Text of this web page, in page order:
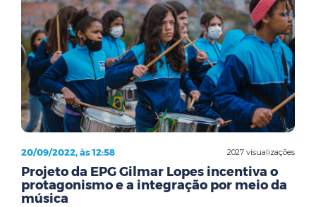
2027 visualizações
20/09/2022, às 12:58
Projeto da EPG Gilmar Lopes incentiva o
protagonismo e a integração por meio da
música